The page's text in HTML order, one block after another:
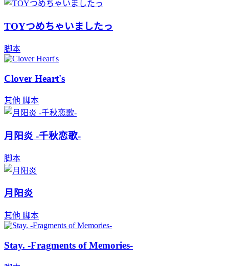
TOYつめちゃいましたっ
脚本
Clover Heart's
其他 脚本
月阳炎 -千秋恋歌-
脚本
月阳炎
其他 脚本
Stay. -Fragments of Memories-